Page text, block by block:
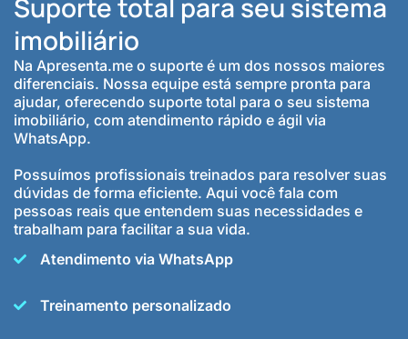
Suporte total para seu sistema
imobiliário
Na Apresenta.me o suporte é um dos nossos maiores
diferenciais. Nossa equipe está sempre pronta para
ajudar, oferecendo suporte total para o seu sistema
imobiliário, com atendimento rápido e ágil via
WhatsApp.
Possuímos profissionais treinados para resolver suas
dúvidas de forma eficiente. Aqui você fala com
pessoas reais que entendem suas necessidades e
trabalham para facilitar a sua vida.
Atendimento via WhatsApp
Treinamento personalizado